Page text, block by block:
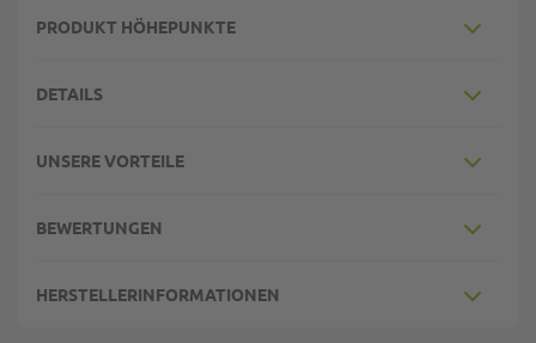
PRODUKT HÖHEPUNKTE
DETAILS
UNSERE VORTEILE
BEWERTUNGEN
HERSTELLERINFORMATIONEN